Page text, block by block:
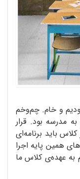
و خام. چم‌وخم
مدرسه بود. قرار
کلاس باید برنامه‌ای
همین پایه اجرا
به عهده‌ی کلاس ما